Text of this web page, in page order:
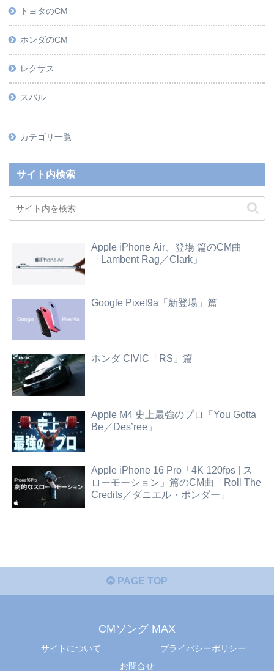
トヨタのCM
ホンダのCM
レクサス
スバル
カテゴリ一覧
サイト内検索
Apple iPhone Air、登場 篇のCM曲
「Lambent Rag／Clark」
Google Pixel9a「新登場」篇
ホンダ CIVIC「RS」篇
Apple M4 史上最強のプロ「You Gotta
Be／Des’ree」
Apple iPhone 16 Pro「4K 120fps | ス
ローモーション」篇のCM曲「Roll The
Credits／ダニエル・ポンダー」
PAGE TOP
CMソング MAX
サイトについて
プライバシーポリシー
お問合せ